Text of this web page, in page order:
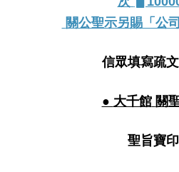
關公聖示另賜「公
信眾填寫疏
● 大千館 關
聖旨寶印